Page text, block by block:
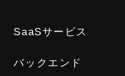
SaaSサービス
バックエンド